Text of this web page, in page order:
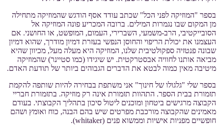
בספר "המוזיקה לפני הכל" שכתב עודד אסף הודגש שהמוזיקה מתחילה
מן המקום שבו נגמרות המילים. ברובה המכריע פונה המוזיקה אל
הסובייקטיבי, הרב-משמעי, השברירי, העמום, המופשט, או החושני. אם
העצמנו את יכולת הריפוי והחוסן הנפשי בעזרת דמיון מודרך, שהוא דמיון
שבונה פנטזיה ספקולטיבית שלנו, המוזיקה היא מעלה מעל, מכיוון שהיא
מביאה אותנו לחוויה אבסטרקטית. יש שיגידו (כמו סטיינר) שהמוזיקה
מיטיבה מאין כמוה לבטא את הדברים הגבוהים ביותר של תודעת האדם.
בספר שלי "גלגולו של חינוך" אני משתפת בבחירה להיות שותפה להקמת
תזמורת בבית הספר. התהוות תזמורת אינה רק מוזיקה. בתזמורת חבריי
הקבוצה מרגישים ביטחון ומוכנים ליטול סיכון בתהליך הקבוצתי. בעודם
מאמינים שהקבוצה מורכבת מפרטים שיש בהם הבנה, כוח ואומץ ושהם
חופשיים מפניות אישיות וממשוא פנים (whitaker).